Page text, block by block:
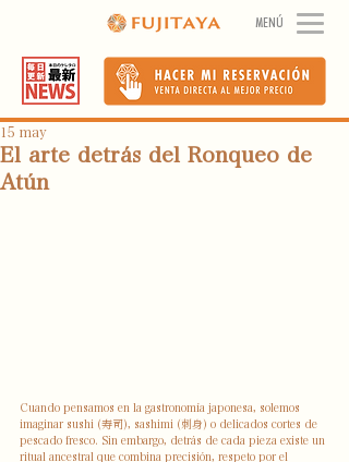
MENÚ
El arte detrás del Ronqueo de
Atún
15 may
Cuando pensamos en la gastronomía japonesa, solemos
imaginar sushi (寿司), sashimi (刺身) o delicados cortes de
pescado fresco. Sin embargo, detrás de cada pieza existe un
ritual ancestral que combina precisión, respeto por el